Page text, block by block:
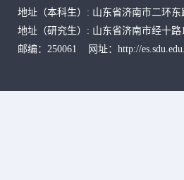
地址 （本科生） : 山东省济南市二环东
地址 （研究生） : 山东省济南市经十路
邮编：250061 网址：http://